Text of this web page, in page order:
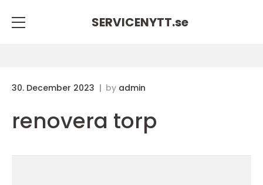
SERVICENYTT.se
30. December 2023 by admin
renovera torp